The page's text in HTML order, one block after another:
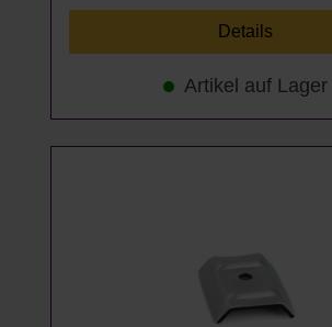
Details
Artikel auf Lager